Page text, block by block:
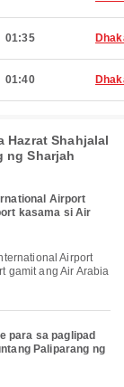
01:35
01:40
Hazrat Shahjalal
ng Sharjah
Airport
kasama si Air
gamit ang Air Arabia
para sa paglipad
Paliparang ng